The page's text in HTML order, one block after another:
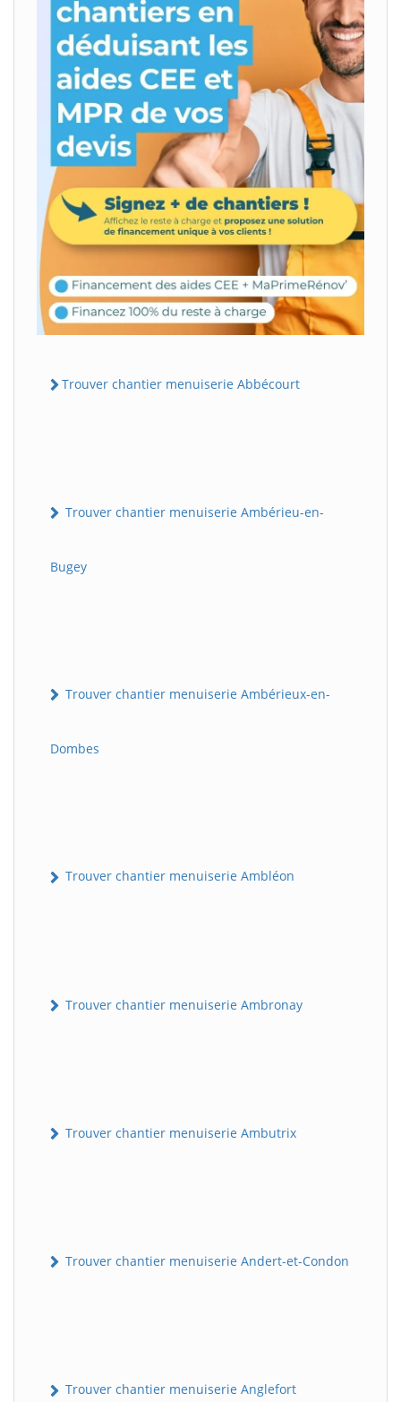
Trouver chantier menuiserie Abbécourt
Trouver chantier menuiserie Ambérieu-en-
Bugey
Trouver chantier menuiserie Ambérieux-en-
Dombes
Trouver chantier menuiserie Ambléon
Trouver chantier menuiserie Ambronay
Trouver chantier menuiserie Ambutrix
Trouver chantier menuiserie Andert-et-Condon
Trouver chantier menuiserie Anglefort